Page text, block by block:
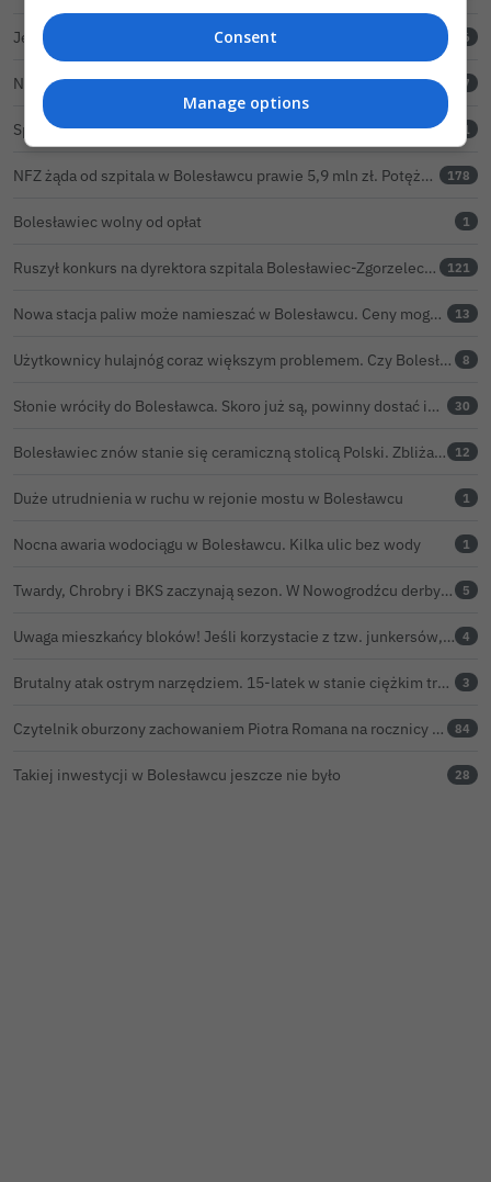
26
NFZ nie uznał odwołania szpitala w sprawie prawie 5,9 mln zł. Barczyk: rozważamy sąd 97
Spółka ludzi ze szpitala zarabia na szpitalu w Bolesławcu. Kwoty pozostają tajne 511
NFZ żąda od szpitala w Bolesławcu prawie 5,9 mln zł. Potężny cios po kontroli rozliczeń 178
Bolesławiec wolny od opłat 1
Ruszył konkurs na dyrektora szpitala Bolesławiec-Zgorzelec. Rozstrzygnięcie już w czerwcu? 121
Nowa stacja paliw może namieszać w Bolesławcu. Ceny mogą być niższe nawet o 30 groszy na litrze 13
Użytkownicy hulajnóg coraz większym problemem. Czy Bolesławiec powinien pójść śladem Gniezna? 8
Słonie wróciły do Bolesławca. Skoro już są, powinny dostać imiona? 30
Bolesławiec znów stanie się ceramiczną stolicą Polski. Zbliża się 32. Święto Ceramiki 12
Duże utrudnienia w ruchu w rejonie mostu w Bolesławcu 1
Nocna awaria wodociągu w Bolesławcu. Kilka ulic bez wody 1
Twardy, Chrobry i BKS zaczynają sezon. W Nowogrodźcu derby i pomoc dla Jakuba w powrocie do zdrowia 5
Uwaga mieszkańcy bloków! Jeśli korzystacie z tzw. junkersów, przeczytajcie to koniecznie 4
Brutalny atak ostrym narzędziem. 15-latek w stanie ciężkim trafił do szpitala 3
Czytelnik oburzony zachowaniem Piotra Romana na rocznicy prezydentury Karola Nawrockiego. Obejrzeliśmy nagranie 84
Takiej inwestycji w Bolesławcu jeszcze nie było 28
Consent
Manage options